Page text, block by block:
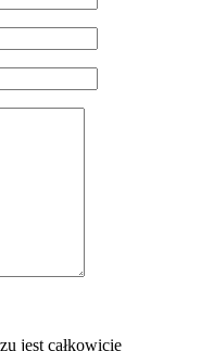
jest całkowicie